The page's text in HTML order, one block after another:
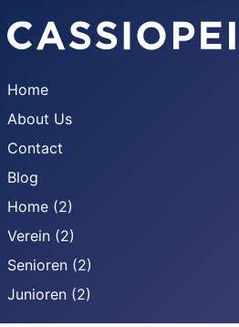
Home
About Us
Contact
Blog
Home (2)
Verein (2)
Senioren (2)
Junioren (2)